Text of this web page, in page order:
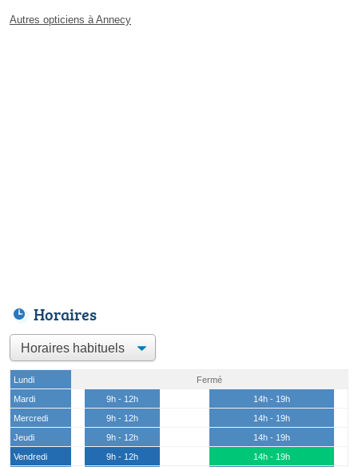
Autres opticiens à Annecy
Horaires
Lundi
Fermé
Mardi
9h - 12h
14h - 19h
Mercredi
9h - 12h
14h - 19h
Jeudi
9h - 12h
14h - 19h
Vendredi
9h - 12h
14h - 19h